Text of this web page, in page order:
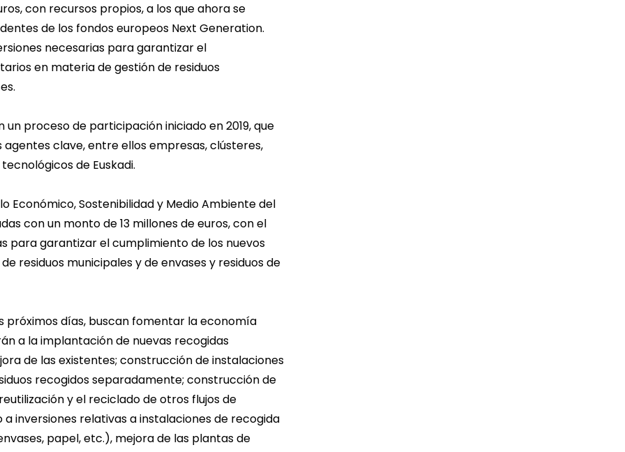
con recursos propios, a los que ahora se
de los fondos europeos Next Generation.
necesarias para garantizar el
en materia de gestión de residuos
proceso de participación iniciado en 2019, que
clave, entre ellos empresas, clústeres,
de Euskadi.
Económico, Sostenibilidad y Medio Ambiente del
con un monto de 13 millones de euros, con el
para garantizar el cumplimiento de los nuevos
residuos municipales y de envases y residuos de
próximos días, buscan fomentar la economía
a la implantación de nuevas recogidas
de las existentes; construcción de instalaciones
recogidos separadamente; construcción de
y el reciclado de otros flujos de
inversiones relativas a instalaciones de recogida
papel, etc.), mejora de las plantas de